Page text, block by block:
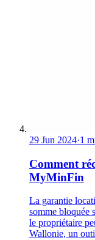
29 Jun 2024·1
Comment
MyMinFin
La garantie
somme bloquée
le propriétaire
Wallonie, un